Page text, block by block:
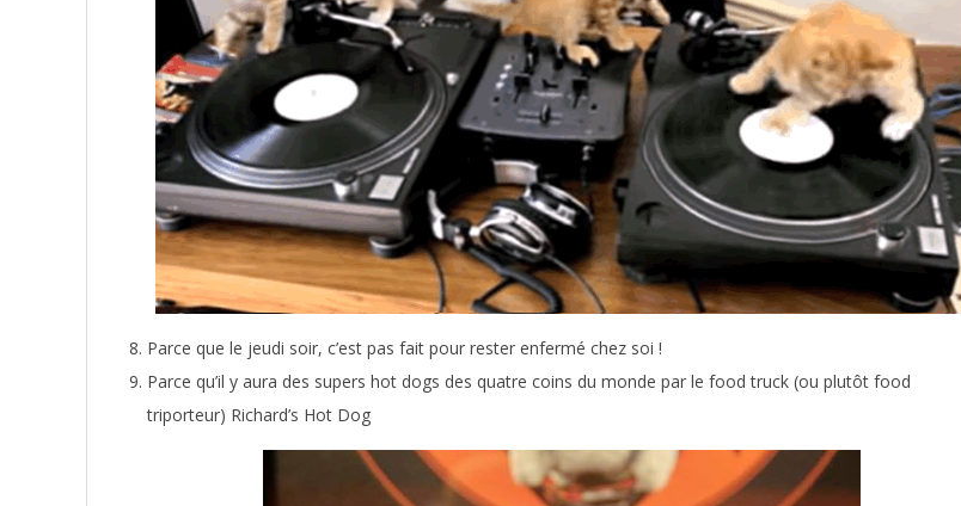
Parce que le jeudi soir, c’est pas fait pour rester enfermé chez soi !
Parce qu’il y aura des supers hot dogs des quatre coins du monde par le food truck (ou plutôt food
triporteur) Richard’s Hot Dog